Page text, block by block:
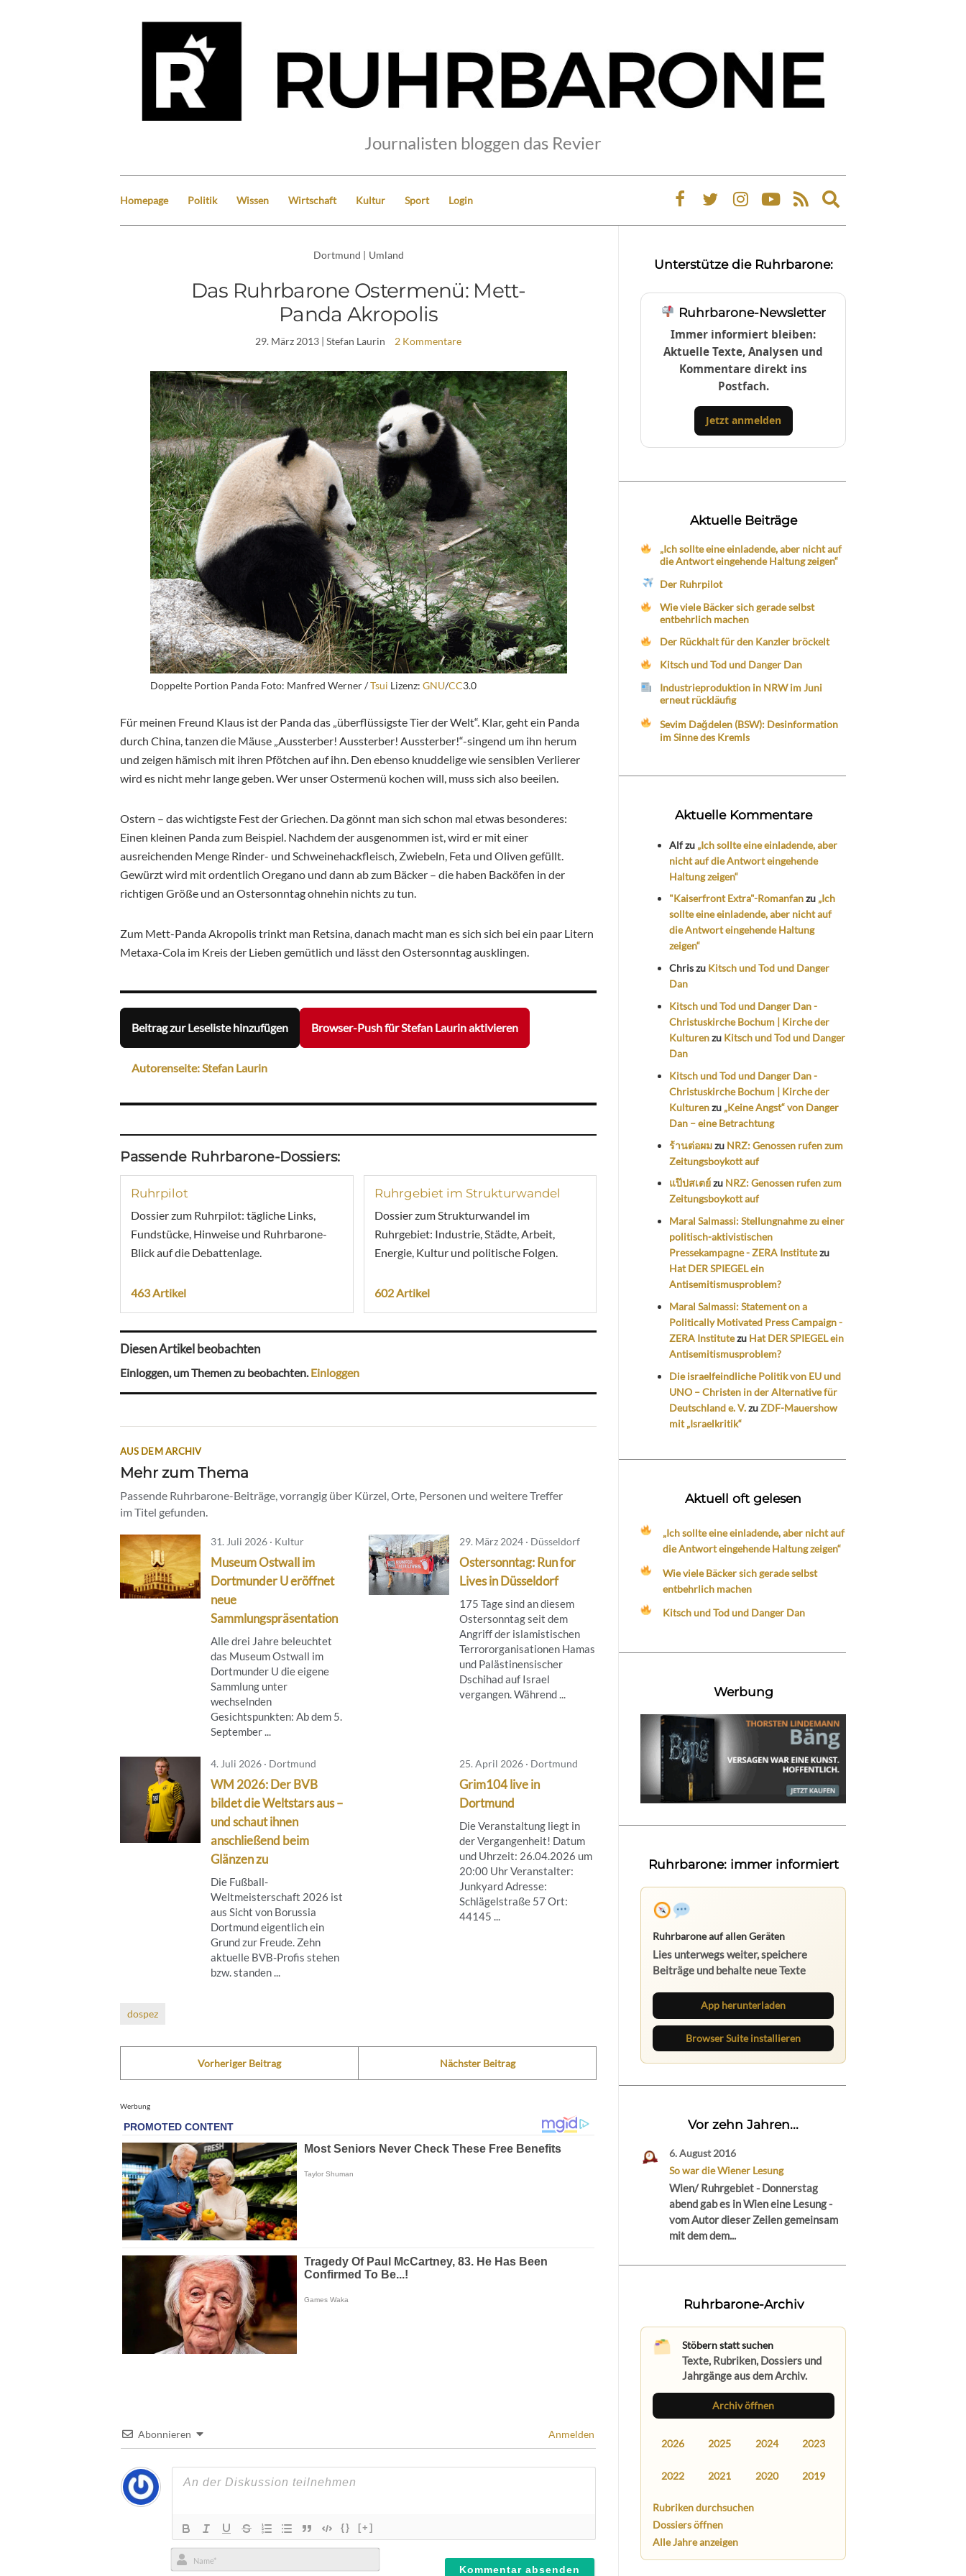
Journalisten bloggen das Revier
Homepage Politik Wissen Wirtschaft Kultur Sport Login
Expand
search
Dortmund | Umland
Das Ruhrbarone Ostermenü: Mett-
Panda Akropolis
29. März 2013 | Stefan Laurin 2 Kommentare
Doppelte Portion Panda Foto: Manfred Werner /Tsui Lizenz: GNU/CC3.0
Für meinen Freund Klaus ist der Panda das „überflüssigste Tier der Welt“. Klar, geht ein Panda
durch China, tanzen die Mäuse „Aussterber! Aussterber! Aussterber!“-singend um ihn herum
und zeigen hämisch mit ihren Pfötchen auf ihn. Den ebenso knuddelige wie sensiblen Verlierer
wird es nicht mehr lange geben. Wer unser Ostermenü kochen will, muss sich also beeilen.
Ostern – das wichtigste Fest der Griechen. Da gönnt man sich schon mal etwas besonderes:
Einen kleinen Panda zum Beispiel. Nachdem der ausgenommen ist, wird er mit einer
ausreichenden Menge Rinder- und Schweinehackfleisch, Zwiebeln, Feta und Oliven gefüllt.
Gewürzt wird mit ordentlich Oregano und dann ab zum Bäcker – die haben Backöfen in der
richtigen Größe und an Ostersonntag ohnehin nichts zu tun.
Zum Mett-Panda Akropolis trinkt man Retsina, danach macht man es sich sich bei ein paar Litern
Metaxa-Cola im Kreis der Lieben gemütlich und lässt den Ostersonntag ausklingen.
Beitrag zur Leseliste hinzufügen Browser-Push für Stefan Laurin aktivieren
Autorenseite: Stefan Laurin
Passende Ruhrbarone-Dossiers:
Ruhrpilot
Dossier zum Ruhrpilot: tägliche Links,
Fundstücke, Hinweise und Ruhrbarone-
Blick auf die Debattenlage.
463 Artikel
Ruhrgebiet im Strukturwandel
Dossier zum Strukturwandel im
Ruhrgebiet: Industrie, Städte, Arbeit,
Energie, Kultur und politische Folgen.
602 Artikel
Diesen Artikel beobachten
Einloggen, um Themen zu beobachten.Einloggen
AUS DEM ARCHIV
Mehr zum Thema
Passende Ruhrbarone-Beiträge, vorrangig über Kürzel, Orte, Personen und weitere Treffer
im Titel gefunden.
31. Juli 2026 · Kultur
Museum Ostwall im
Dortmunder U eröffnet
neue
Sammlungspräsentation
Alle drei Jahre beleuchtet
das Museum Ostwall im
Dortmunder U die eigene
Sammlung unter
wechselnden
Gesichtspunkten: Ab dem 5.
September ...
29. März 2024 · Düsseldorf
Ostersonntag: Run for
Lives in Düsseldorf
175 Tage sind an diesem
Ostersonntag seit dem
Angriff der islamistischen
Terrororganisationen Hamas
und Palästinensischer
Dschihad auf Israel
vergangen. Während ...
4. Juli 2026 · Dortmund
WM 2026: Der BVB
bildet die Weltstars aus –
und schaut ihnen
anschließend beim
Glänzen zu
Die Fußball-
Weltmeisterschaft 2026 ist
aus Sicht von Borussia
Dortmund eigentlich ein
Grund zur Freude. Zehn
aktuelle BVB-Profis stehen
bzw. standen ...
25. April 2026 · Dortmund
Grim104 live in
Dortmund
Die Veranstaltung liegt in
der Vergangenheit! Datum
und Uhrzeit: 26.04.2026 um
20:00 Uhr Veranstalter:
Junkyard Adresse:
Schlägelstraße 57 Ort:
44145 ...
dospez
Vorheriger Beitrag Nächster Beitrag
Werbung
Abonnieren Anmelden
{} [+]
Unterstütze die Ruhrbarone:
Ruhrbarone-Newsletter
Immer informiert bleiben:
Aktuelle Texte, Analysen und
Kommentare direkt ins
Postfach.
Jetzt anmelden
Aktuelle Beiträge
„Ich sollte eine einladende, aber nicht auf
die Antwort eingehende Haltung zeigen“
Der Ruhrpilot
Wie viele Bäcker sich gerade selbst
entbehrlich machen
Der Rückhalt für den Kanzler bröckelt
Kitsch und Tod und Danger Dan
Industrieproduktion in NRW im Juni
erneut rückläufig
Sevim Dağdelen (BSW): Desinformation
im Sinne des Kremls
Aktuelle Kommentare
Alfzu „Ich sollte eine einladende, aber
nicht auf die Antwort eingehende
Haltung zeigen“
"Kaiserfront Extra"-Romanfanzu „Ich
sollte eine einladende, aber nicht auf
die Antwort eingehende Haltung
zeigen“
Chriszu Kitsch und Tod und Danger
Dan
Kitsch und Tod und Danger Dan -
Christuskirche Bochum | Kirche der
Kulturenzu Kitsch und Tod und Danger
Dan
Kitsch und Tod und Danger Dan -
Christuskirche Bochum | Kirche der
Kulturenzu „Keine Angst“ von Danger
Dan – eine Betrachtung
ร้านต่อผมzu NRZ: Genossen rufen zum
Zeitungsboykott auf
แป๊ปสเตย์zu NRZ: Genossen rufen zum
Zeitungsboykott auf
Maral Salmassi: Stellungnahme zu einer
politisch-aktivistischen
Pressekampagne - ZERA Institutezu
Hat DER SPIEGEL ein
Antisemitismusproblem?
Maral Salmassi: Statement on a
Politically Motivated Press Campaign -
ZERA Institutezu Hat DER SPIEGEL ein
Antisemitismusproblem?
Die israelfeindliche Politik von EU und
UNO – Christen in der Alternative für
Deutschland e. V.zuZDF-Mauershow
mit „Israelkritik“
Aktuell oft gelesen
„Ich sollte eine einladende, aber nicht auf
die Antwort eingehende Haltung zeigen“
Wie viele Bäcker sich gerade selbst
entbehrlich machen
Kitsch und Tod und Danger Dan
Werbung
Ruhrbarone: immer informiert
Ruhrbarone auf allen Geräten
Lies unterwegs weiter, speichere
Beiträge und behalte neue Texte
App herunterladen
Browser Suite installieren
Vor zehn Jahren...
6. August 2016
So war die Wiener Lesung
Wien/ Ruhrgebiet - Donnerstag
abend gab es in Wien eine Lesung -
vom Autor dieser Zeilen gemeinsam
mit dem dem...
Ruhrbarone-Archiv
Stöbern statt suchen
Texte, Rubriken, Dossiers und
Jahrgänge aus dem Archiv.
Archiv öffnen
2026 2025 2024 2023
2022 2021 2020 2019
Rubriken durchsuchen
Dossiers öffnen
Alle Jahre anzeigen